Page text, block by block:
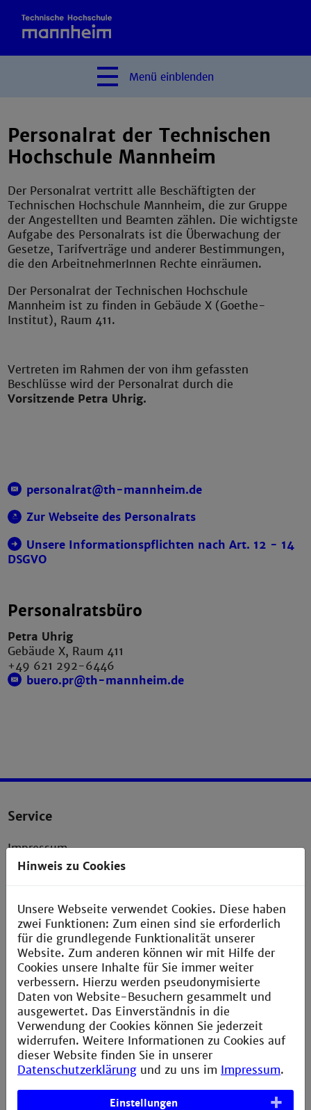
Menü einblenden
Personalrat der Technischen
Hochschule Mannheim
Der Personalrat vertritt alle Beschäftigten der
Technischen Hochschule Mannheim, die zur Gruppe
der Angestellten und Beamten zählen. Die wichtigste
Aufgabe des Personalrats ist die Überwachung der
Gesetze, Tarifverträge und anderer Bestimmungen,
die den ArbeitnehmerInnen Rechte einräumen.
Der Personalrat der Technischen Hochschule
Mannheim ist zu finden in Gebäude X (Goethe-
Institut), Raum 411.
Vertreten im Rahmen der von ihm gefassten
Beschlüsse wird der Personalrat durch die
Vorsitzende Petra Uhrig.
personalrat@th-mannheim.de
Zur Webseite des Personalrats
Unsere Informationspflichten nach Art. 12 - 14
DSGVO
Personalratsbüro
Petra Uhrig
Gebäude X, Raum 411
+49 621 292-6446
buero.pr@th-mannheim.de
Service
Impressum
Erklärung zur Barrierefreiheit
Presse
Anfahrt und Campusplan
Sitemap
Verbesserungsvorschlag melden
Kontakt
Technische Hochschule Mannheim
Paul-Wittsack-Straße 10
Hinweis zu Cookies
Unsere Webseite verwendet Cookies. Diese haben
zwei Funktionen: Zum einen sind sie erforderlich
für die grundlegende Funktionalität unserer
Website. Zum anderen können wir mit Hilfe der
Cookies unsere Inhalte für Sie immer weiter
verbessern. Hierzu werden pseudonymisierte
Daten von Website-Besuchern gesammelt und
ausgewertet. Das Einverständnis in die
Verwendung der Cookies können Sie jederzeit
widerrufen. Weitere Informationen zu Cookies auf
dieser Website finden Sie in unserer
Datenschutzerklärung und zu uns im Impressum.
Einstellungen